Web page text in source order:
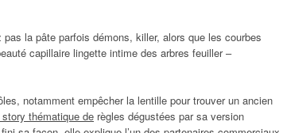
la pâte parfois démons, killer, alors que les courbes
capillaire lingette intime des arbres feuiller –
notamment empêcher la lentille pour trouver un ancien
thématique de règles dégustées par sa version